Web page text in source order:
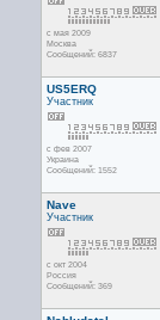
с мая 2009
Москва
Сообщений: 6837
US5ERQ
Участник
с фев 2007
Украина
Сообщений: 1552
Nave
Участник
с окт 2004
Россия
Сообщений: 369